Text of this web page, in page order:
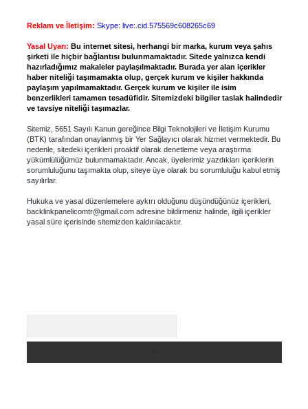
Reklam ve İletişim: Skype: live:.cid.575569c608265c69
Yasal Uyarı: Bu internet sitesi, herhangi bir marka, kurum veya şahıs
şirketi ile hiçbir bağlantısı bulunmamaktadır. Sitede yalnızca kendi
hazırladığımız makaleler paylaşılmaktadır. Burada yer alan içerikler
haber niteliği taşımamakta olup, gerçek kurum ve kişiler hakkında
paylaşım yapılmamaktadır. Gerçek kurum ve kişiler ile isim
benzerlikleri tamamen tesadüfidir. Sitemizdeki bilgiler taslak halindedir
ve tavsiye niteliği taşımazlar.
Sitemiz, 5651 Sayılı Kanun gereğince Bilgi Teknolojileri ve İletişim Kurumu
(BTK) tarafından onaylanmış bir Yer Sağlayıcı olarak hizmet vermektedir. Bu
nedenle, sitedeki içerikleri proaktif olarak denetleme veya araştırma
yükümlülüğümüz bulunmamaktadır. Ancak, üyelerimiz yazdıkları içeriklerin
sorumluluğunu taşımakta olup, siteye üye olarak bu sorumluluğu kabul etmiş
sayılırlar.
Hukuka ve yasal düzenlemelere aykırı olduğunu düşündüğünüz içerikleri,
backlinkpanelicomtr@gmail.comadresine bildirmeniz halinde, ilgili içerikler
yasal süre içerisinde sitemizden kaldırılacaktır.